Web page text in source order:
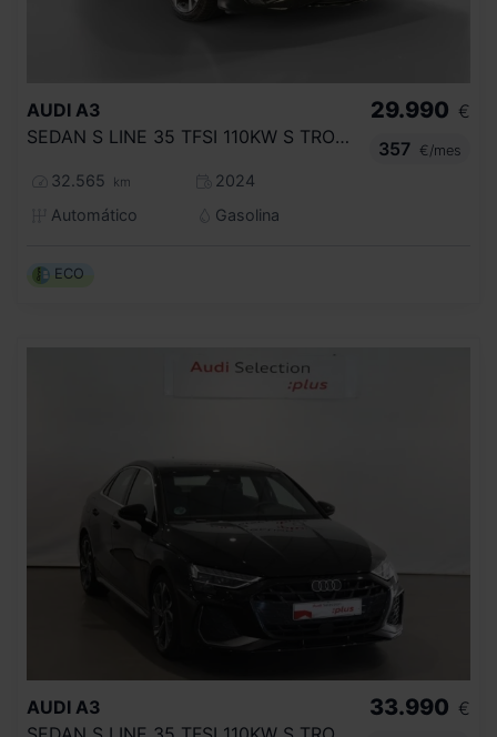
AUDI A3
SEDAN S LINE 35 TFSI 110KW S TRONIC
32.565 km
2024
Automático
Gasolina
29.990 €
357
€/mes
ECO
AUDI A3
33.990 €